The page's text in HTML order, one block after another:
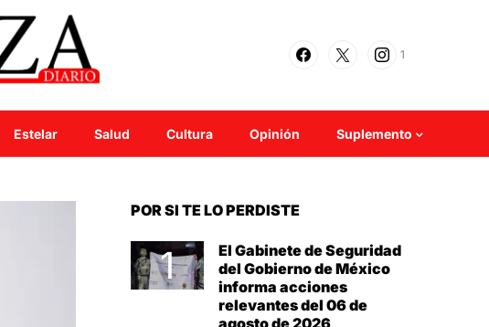
1
Estelar Salud Cultura Opinión Suplemento
POR SI TE LO PERDISTE
El Gabinete de Seguridad
del Gobierno de México
informa acciones
relevantes del 06 de
agosto de 2026